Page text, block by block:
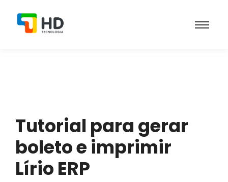
Tutorial para gerar
boleto e imprimir
Lírio ERP